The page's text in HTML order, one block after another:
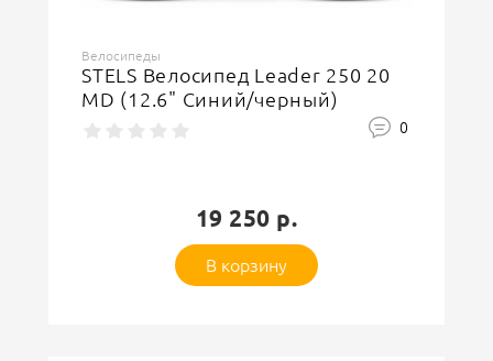
Велосипеды
STELS Велосипед Leader 250 20
MD (12.6" Синий/черный)
0
19 250 р.
В корзину